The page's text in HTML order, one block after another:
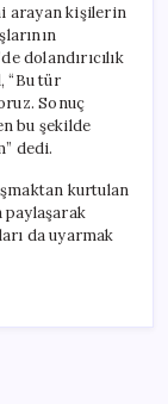
arayan kişilerin
dolandırıcılık
“Bu tür
Sonuç
bu şekilde
dedi.
kurtulan
paylaşarak
da uyarmak